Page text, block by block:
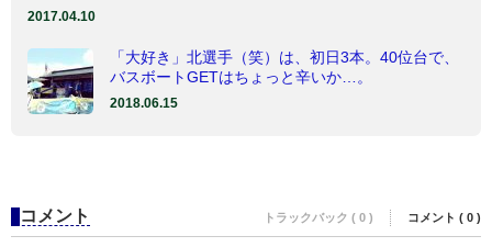
2017.04.10
「大好き」北選手（笑）は、初日3本。40位台で、
バスボートGETはちょっと辛いか…。
2018.06.15
コメント トラックバック ( 0 ) コメント ( 0 )